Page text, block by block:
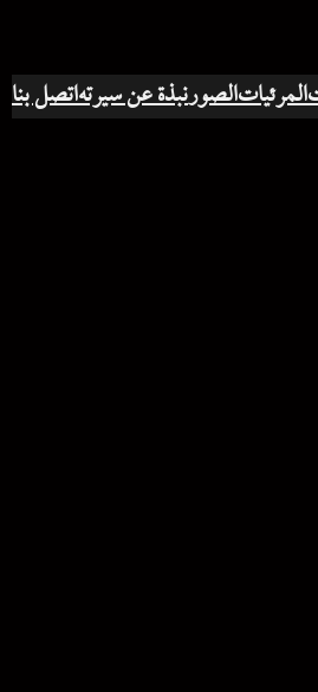
المرئياتالصورنبذة عن سيرتهاتصل بنا